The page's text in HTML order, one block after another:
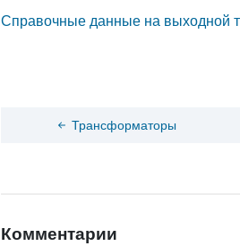
Справочные данные на выходной
Трансформаторы
Комментарии